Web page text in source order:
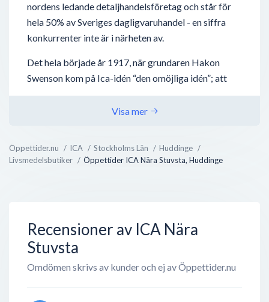
Öppettider.nu ICA Stockholms Län
Huddinge
Livsmedelsbutiker
Öppettider ICA Nära Stuvsta, Huddinge
nordens ledande detaljhandelsföretag och står för
hela 50% av Sveriges dagligvaruhandel - en siffra
konkurrenter inte är i närheten av.
Det hela började år 1917, när grundaren Hakon
Swenson kom på Ica-idén “den omöjliga idén”; att
låta småhandlare fortsätta med deras verksamheter
- men ta nytta av vad en stor verksamhet kan bidra
handlarägda grossistföretag bildades
Visa mer
Recensioner av ICA Nära
Stuvsta
Omdömen skrivs av kunder och ej av Öppettider.nu